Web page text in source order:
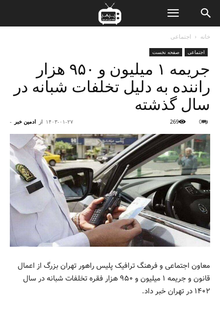
خانه اجتماعی
اجتماعی صفحه نخست
جریمه ۱ میلیون و ۹۵۰ هزار
راننده به دلیل تخلفات شبانه در
سال گذشته
از ادمین خبر - ۱۴۰۳-۰۱-۲۷ 0
269
معاون اجتماعی و فرهنگ ترافیک پلیس راهور تهران بزرگ از اعمال
قانون و جریمه ۱ میلیون و ۹۵۰ هزار فقره تخلفات شبانه در سال
۱۴۰۲ در تهران خبر داد.